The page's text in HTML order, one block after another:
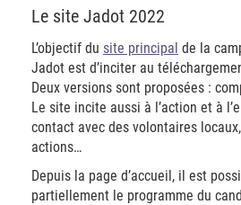
Le site Jadot 2022
L’objectif du site principal de la
Jadot est d’inciter au
Deux versions sont proposées :
Le site incite aussi à l’action et à
contact avec des volontaires
actions…
Depuis la page d’accueil, il est
partiellement le programme du